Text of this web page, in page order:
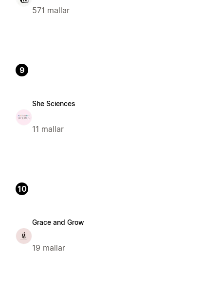
571 mallar
9
She Sciences
11 mallar
10
Grace and Grow
19 mallar